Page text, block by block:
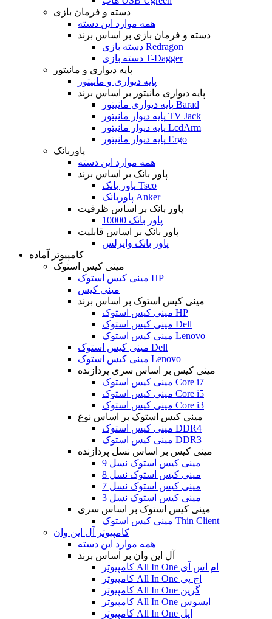
دسته و فرمان بازی
همه موارد این دسته
دسته و فرمان بازی بر اساس برند
دسته بازی Redragon
دسته بازی T-Dagger
پایه دیواری و مانیتور
پایه دیواری و مانیتور
پایه دیواری مانیتور بر اساس برند
پایه دیواری مانیتور Barad
پایه دیوار مانیتور TV Jack
پایه دیوار مانیتور LcdArm
پایه دیوار مانیتور Ergo
پاوربانک
همه موارد این دسته
پاور بانک بر اساس برند
پاور بانک Tsco
پاوربانک Anker
پاور بانک بر اساس ظرفیت
پاور بانک 10000
پاور بانک بر اساس قابلیت
پاور بانک وایرلس
کامپیوتر آماده
مینی کیس استوک
مینی کیس استوک HP
مینی کیس
مینی کیس استوک بر اساس برند
مینی کیس استوک HP
مینی کیس استوک Dell
مینی کیس استوک Lenovo
مینی کیس استوک Dell
مینی کیس استوک Lenovo
مینی کیس بر اساس سری پردازنده
مینی کیس استوک Core i7
مینی کیس استوک Core i5
مینی کیس استوک Core i3
مینی کیس استوک بر اساس نوع
مینی کیس استوک DDR4
مینی کیس استوک DDR3
مینی کیس بر اساس نسل پردازنده
مینی کیس استوک نسل 9
مینی کیس استوک نسل 8
مینی کیس استوک نسل 7
مینی کیس استوک نسل 3
مینی کیس استوک بر اساس سری
مینی کیس استوک Thin Client
کامپیوتر آل این وان
همه موارد این دسته
آل این وان بر اساس برند
کامپیوتر All In One ام اس آی
کامپیوتر All In One اچ پی
کامپیوتر All In One گرین
کامپیوتر All In One ایسوس
کامپیوتر All In One اپل